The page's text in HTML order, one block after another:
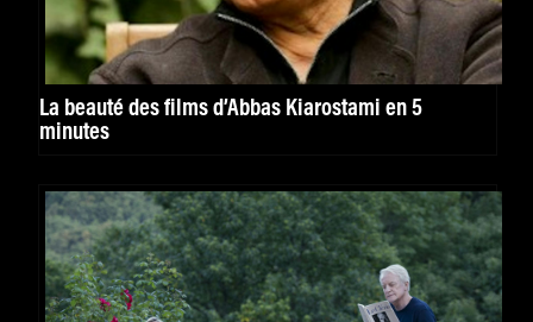
La beauté des films d’Abbas Kiarostami en 5
minutes